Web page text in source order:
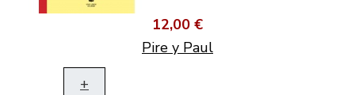
12,00 €
Pire y Paul
+